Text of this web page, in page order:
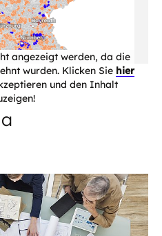
angezeigt werden, da die
wurden. Klicken Sie hier
und den Inhalt